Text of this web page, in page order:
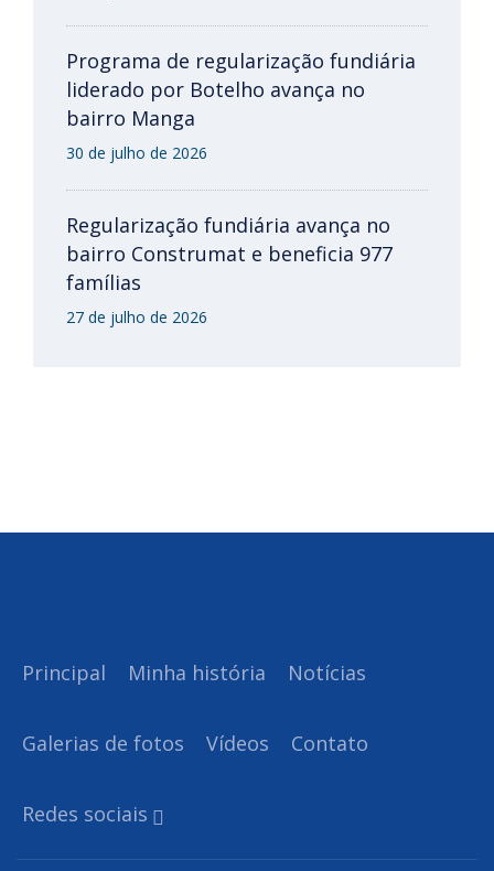
Programa de regularização fundiária
liderado por Botelho avança no
bairro Manga
30 de julho de 2026
Regularização fundiária avança no
bairro Construmat e beneficia 977
famílias
27 de julho de 2026
Principal Minha história Notícias
Galerias de fotos Vídeos Contato
Redes sociais